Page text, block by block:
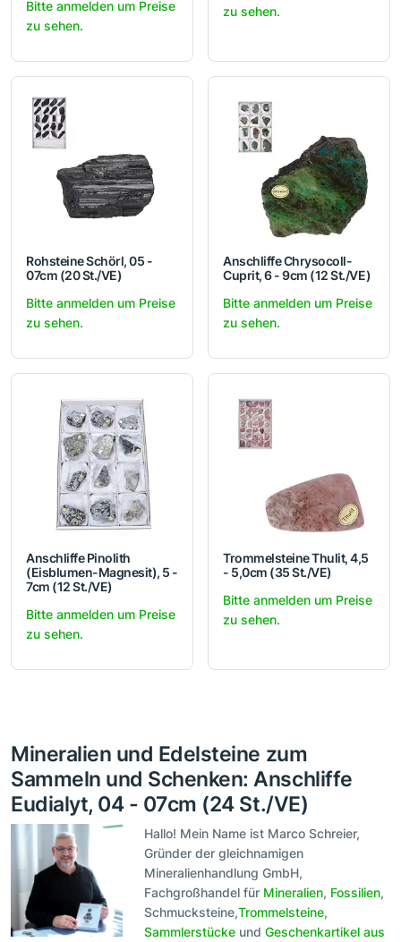
Bitte anmelden um Preise
zu sehen.
zu sehen.
Rohsteine Schörl, 05 -
07cm (20 St./VE)
Bitte anmelden um Preise
zu sehen.
Anschliffe Chrysocoll-
Cuprit, 6 - 9cm (12 St./VE)
Bitte anmelden um Preise
zu sehen.
Anschliffe Pinolith
(Eisblumen-Magnesit), 5 -
7cm (12 St./VE)
Bitte anmelden um Preise
zu sehen.
Trommelsteine Thulit, 4,5
- 5,0cm (35 St./VE)
Bitte anmelden um Preise
zu sehen.
Mineralien und Edelsteine zum
Sammeln und Schenken: Anschliffe
Eudialyt, 04 - 07cm (24 St./VE)
Hallo! Mein Name ist Marco Schreier,
Gründer der gleichnamigen
Mineralienhandlung GmbH,
Fachgroßhandel für Mineralien, Fossilien,
Schmucksteine,Trommelsteine,
Sammlerstücke undGeschenkartikel aus